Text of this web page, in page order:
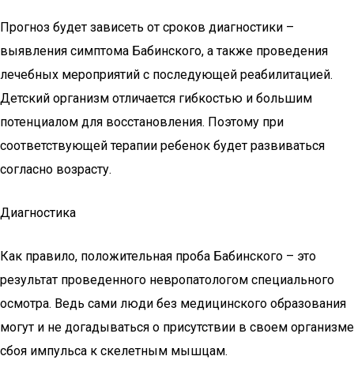
Прогноз будет зависеть от сроков диагностики –
выявления симптома Бабинского, а также проведения
лечебных мероприятий с последующей реабилитацией.
Детский организм отличается гибкостью и большим
потенциалом для восстановления. Поэтому при
соответствующей терапии ребенок будет развиваться
согласно возрасту.
Диагностика
Как правило, положительная проба Бабинского – это
результат проведенного невропатологом специального
осмотра. Ведь сами люди без медицинского образования
могут и не догадываться о присутствии в своем организме
сбоя импульса к скелетным мышцам.